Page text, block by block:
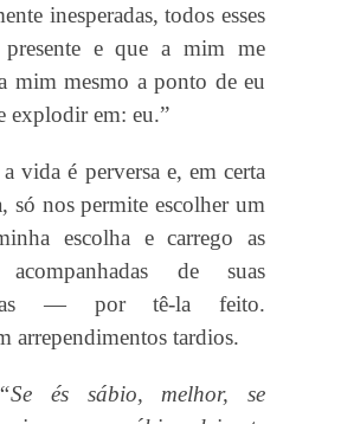
inesperadas, todos esses
e que a mim me
mim mesmo a ponto de eu
explodir em: eu.”
vida é perversa e, em certa
só nos permite escolher um
escolha e carrego as
de suas
— por tê-la feito.
arrependimentos tardios.
“Se és sábio, melhor, se